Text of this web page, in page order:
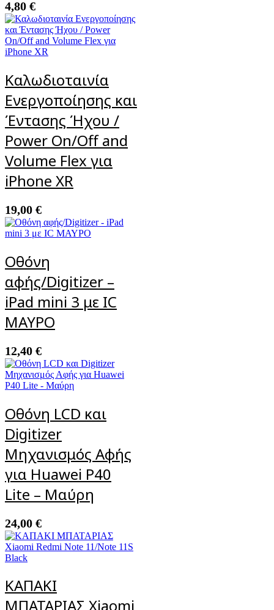
4,80 €
Καλωδιοταινία
Ενεργοποίησης και
Έντασης Ήχου /
Power On/Off and
Volume Flex για
iPhone XR
19,00 €
Οθόνη
αφής/Digitizer –
iPad mini 3 με IC
ΜΑΥΡΟ
12,40 €
Οθόνη LCD και
Digitizer
Μηχανισμός Αφής
για Huawei P40
Lite – Μαύρη
24,00 €
ΚΑΠΑΚΙ
ΜΠΑΤΑΡΙΑΣ Xiaomi